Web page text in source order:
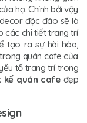
họ. Chính bởi vậy
độc đáo sẽ là
các chi tiết trang trí
tạo ra sự hài hòa,
quán cafe của
tố trang trí trong
kế quán cafe đẹp